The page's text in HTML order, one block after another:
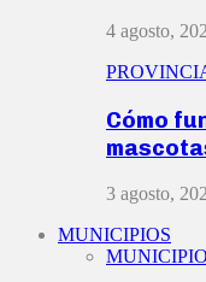
4 agosto,
Cómo
3 agosto,
MUNICIPIOS